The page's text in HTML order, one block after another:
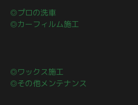
◎プロの洗車
◎カーフィルム施工
◎ワックス施工
◎その他メンテナンス